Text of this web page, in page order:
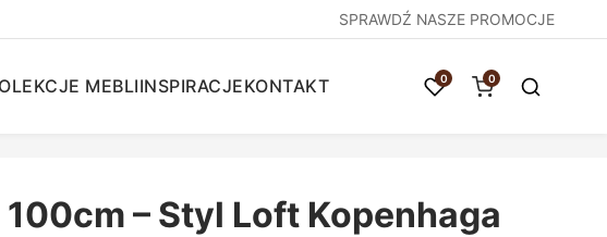
SPRAWDŹ NASZE PROMOCJE
MEBLIINSPIRACJEKONTAKT 0 0
100cm – Styl Loft Kopenhaga